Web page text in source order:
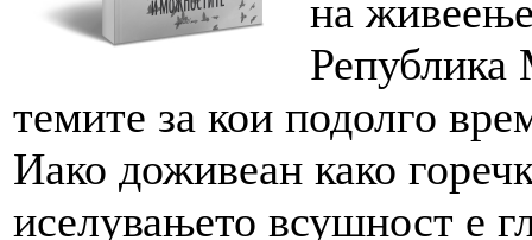
на
Република
темите за кои подолго
Иако доживеан како
иселувањето всушност е